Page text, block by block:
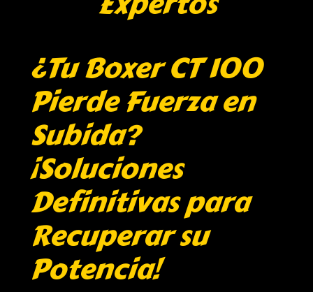
¿Tu Boxer CT 100
Pierde Fuerza en
Subida?
¡Soluciones
Definitivas para
Recuperar su
Potencia!